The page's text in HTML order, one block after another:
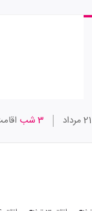
3 شب